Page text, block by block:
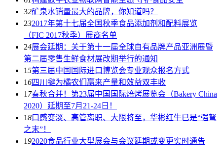
32矿泉水销量最大的品牌，你知道吗？
232017年第十七届全国秋季食品添加剂和配料展览
（FIC 2017秋季）展商名单
24展会延期：关于第十一届全球自有品牌产品亚洲展暨
第二届零售生鲜食材展改期举行的通知
15第三届中国国际进口博览会专业观众报名方式
16四川犍为橘农们赢来产量和效益双丰收
1 7春秋合并！第23届中国国际焙烤展览会（Bakery China
2020）延期至7月21-24日！
18口感变淡、高管离职、大限将至，华彬红牛已是“强弩
之末”！
192020食品行业大型展会与会议延期或变更实时通告